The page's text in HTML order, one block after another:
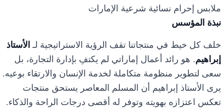
ملابس إحرام نسائية شرعية الإمارات
نبذة المؤسس
خلف كل خيط في منتجاتنا تقف الرؤية الاستراتيجية لـ الأستاذ
إبراهيم. هو رائد أعمال إماراتي لم يكتفِ بإدارة التجارة، بل
سعى لتطوير منظومة متكاملة لخدمة الإنسان والارتقاء بوعيه.
يرى الأستاذ إبراهيم أن المسلم المعاصر يستحق منتجات
تعكس اعتزازه بهويته وتوفر له أقصى درجات الراحة والذكاء.